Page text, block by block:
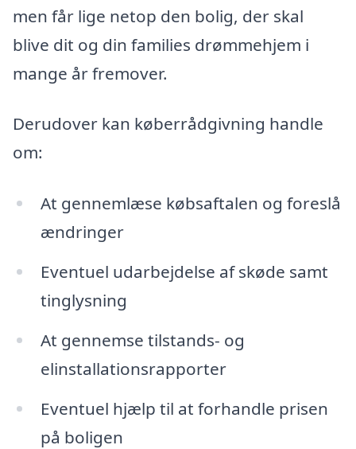
men får lige netop den bolig, der skal
blive dit og din families drømmehjem i
mange år fremover.
Derudover kan køberrådgivning handle
om:
At gennemlæse købsaftalen og foreslå
ændringer
Eventuel udarbejdelse af skøde samt
tinglysning
At gennemse tilstands- og
elinstallationsrapporter
Eventuel hjælp til at forhandle prisen
på boligen